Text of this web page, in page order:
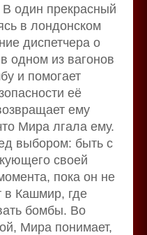
В один прекрасный
в лондонском
диспетчера о
одном из вагонов
и помогает
её
ему
Мира лгала ему.
выбором: быть с
своей
пока он не
в Кашмир, где
бомбы. Во
Мира понимает,